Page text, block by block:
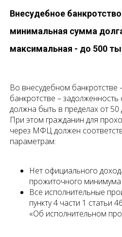
Внесудебное
минимальная сумма
максимальная - до 500
Во внесудебном
банкротстве – задолженность
должна быть в пределах от 50
При этом гражданин для
через МФЦ должен
параметрам:
Нет официального
прожиточного минимума
Все исполнительные
пункту 4 части 1 статьи
«Об исполнительном